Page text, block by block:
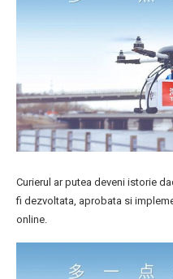
Curierul ar putea deveni istorie
fi dezvoltata, aprobata si
online.